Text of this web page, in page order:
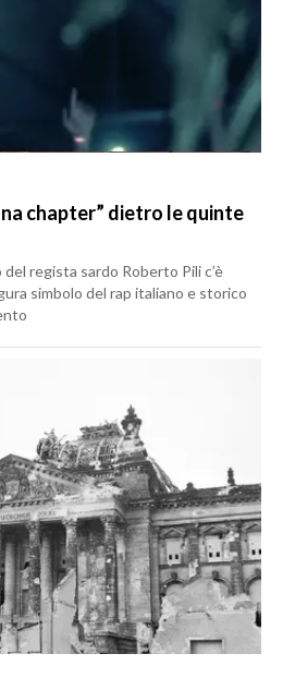
chapter” dietro le quinte
regista sardo Roberto Pili c’è
simbolo del rap italiano e storico